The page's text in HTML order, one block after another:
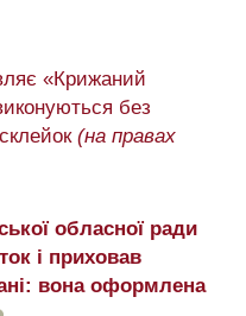
«Крижаний
без
(на правах
обласної ради
і приховав
вона оформлена